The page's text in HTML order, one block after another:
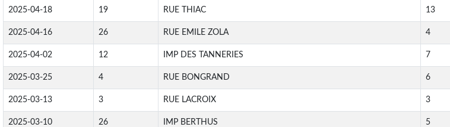
2025-04-18 19 RUE THIAC 13
2025-04-16 26 RUE EMILE ZOLA 4
2025-04-02 12 IMP DES TANNERIES 7
2025-03-25 4 RUE BONGRAND 6
2025-03-13 3 RUE LACROIX 3
2025-03-10 26 IMP BERTHUS 5